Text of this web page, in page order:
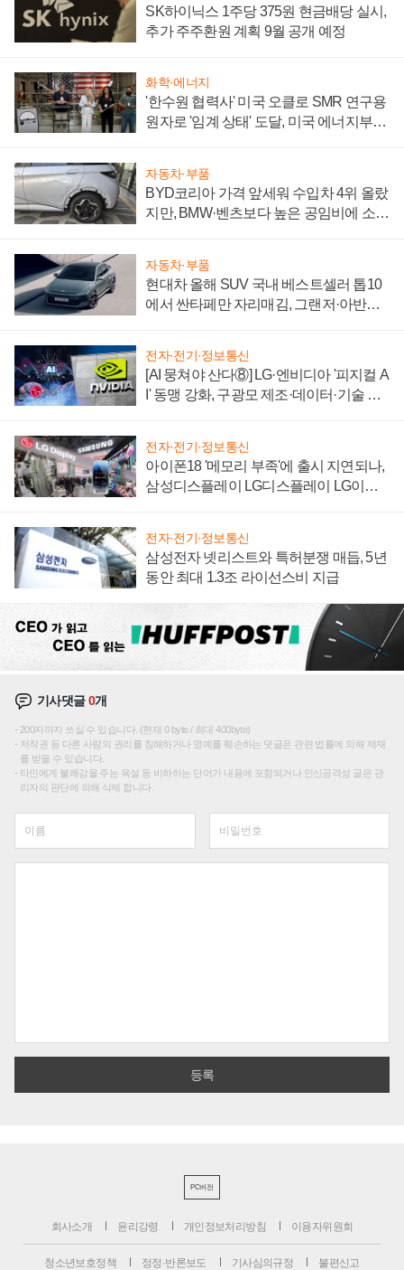
SK하이닉스 1주당 375원 현금배당 실시,
추가 주주환원 계획 9월 공개 예정
화학·에너지
'한수원 협력사' 미국 오클로 SMR 연구용
원자로 '임계 상태' 도달, 미국 에너지부
자동차·부품
BYD코리아 가격 앞세워 수입차 4위 올랐
지만, BMW·벤츠보다 높은 공임비에 소비
자동차·부품
현대차 올해 SUV 국내 베스트셀러 톱10
에서 싼타페만 자리매김, 그랜저·아반떼
전자·전기·정보통신
[AI 뭉쳐야 산다⑧] LG·엔비디아 '피지컬 A
I' 동맹 강화, 구광모 제조·데이터·기술 결
전자·전기·정보통신
아이폰18 '메모리 부족'에 출시 지연되나,
삼성디스플레이 LG디스플레이 LG이노
전자·전기·정보통신
삼성전자 넷리스트와 특허분쟁 매듭, 5년
동안 최대 1.3조 라이선스비 지급
기사댓글0개
200자까지 쓰실 수 있습니다. (현재 0 byte / 최대 400byte)
저작권 등 다른 사람의 권리를 침해하거나 명예를 훼손하는 댓글은 관련 법률에 의해 제재
를 받을 수 있습니다.
타인에게 불쾌감을 주는 욕설 등 비하하는 단어가 내용에 포함되거나 인신공격성 글은 관
리자의 판단에 의해 삭제 합니다.
PC버전
회사소개 윤리강령 개인정보처리방침 이용자위원회
청소년보호정책 정정·반론보도 기사심의규정 불편신고